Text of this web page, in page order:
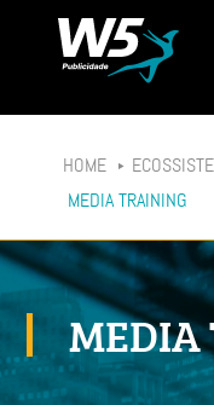
HOME
MEDIA TRAINING
MEDIA